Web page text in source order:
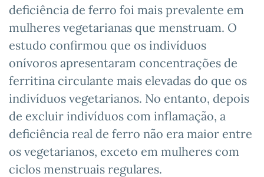
deficiência de ferro foi mais prevalente em
mulheres vegetarianas que menstruam. O
estudo confirmou que os indivíduos
onívoros apresentaram concentrações de
ferritina circulante mais elevadas do que os
indivíduos vegetarianos. No entanto, depois
de excluir indivíduos com inflamação, a
deficiência real de ferro não era maior entre
os vegetarianos, exceto em mulheres com
ciclos menstruais regulares.